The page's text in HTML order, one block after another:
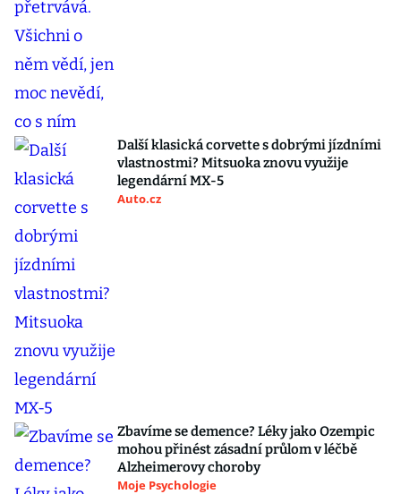
Další klasická corvette s dobrými jízdními
vlastnostmi? Mitsuoka znovu využije
legendární MX-5
Auto.cz
Zbavíme se demence? Léky jako Ozempic
mohou přinést zásadní průlom v léčbě
Alzheimerovy choroby
Moje Psychologie